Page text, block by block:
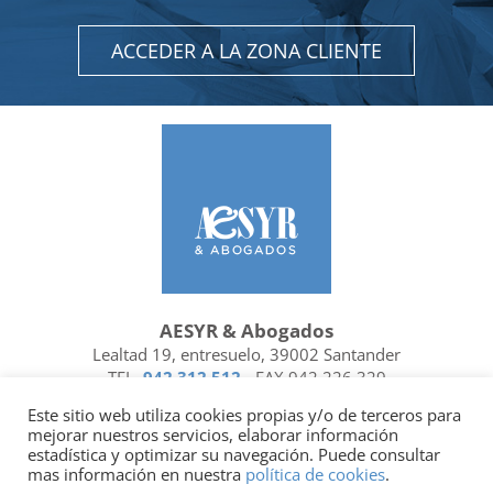
ACCEDER A LA ZONA CLIENTE
AESYR & Abogados
Lealtad 19, entresuelo, 39002 Santander
TEL. 942 312 512 - FAX 942 226 329
FacebookLinkedin
Este sitio web utiliza cookies propias y/o de terceros para
mejorar nuestros servicios, elaborar información
estadística y optimizar su navegación. Puede consultar
mas información en nuestra política de cookies.